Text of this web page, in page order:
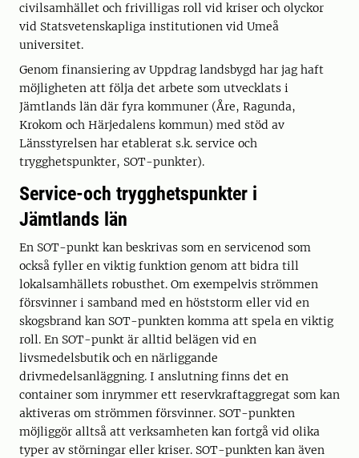
civilsamhället och frivilligas roll vid kriser och olyckor
vid Statsvetenskapliga institutionen vid Umeå
universitet.
Genom finansiering av Uppdrag landsbygd har jag haft
möjligheten att följa det arbete som utvecklats i
Jämtlands län där fyra kommuner (Åre, Ragunda,
Krokom och Härjedalens kommun) med stöd av
Länsstyrelsen har etablerat s.k. service och
trygghetspunkter, SOT-punkter).
Service-och trygghetspunkter i
Jämtlands län
En SOT-punkt kan beskrivas som en servicenod som
också fyller en viktig funktion genom att bidra till
lokalsamhällets robusthet. Om exempelvis strömmen
försvinner i samband med en höststorm eller vid en
skogsbrand kan SOT-punkten komma att spela en viktig
roll. En SOT-punkt är alltid belägen vid en
livsmedelsbutik och en närliggande
drivmedelsanläggning. I anslutning finns det en
container som inrymmer ett reservkraftaggregat som kan
aktiveras om strömmen försvinner. SOT-punkten
möjliggör alltså att verksamheten kan fortgå vid olika
typer av störningar eller kriser. SOT-punkten kan även